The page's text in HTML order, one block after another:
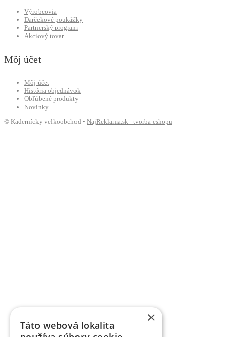
Výrobcovia
Darčekové poukážky
Partnerský program
Akciový tovar
Môj účet
Môj účet
História objednávok
Obľúbené produkty
Novinky
© Kadernícky veľkoobchod • NajReklama.sk - tvorba eshopu
×
Táto webová lokalita